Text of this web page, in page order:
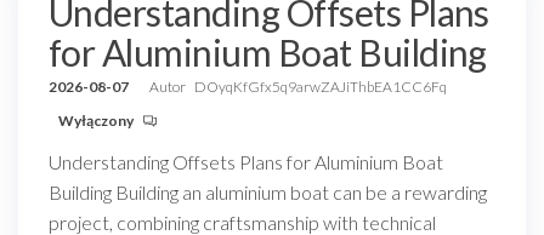
Understanding Offsets Plans
for Aluminium Boat Building
2026-08-07 Autor DOyqKfGfx5q9arwZAJiThbEA1CC6Fq
Wyłączony
Understanding Offsets Plans for Aluminium Boat
Building Building an aluminium boat can be a rewarding
project, combining craftsmanship with technical